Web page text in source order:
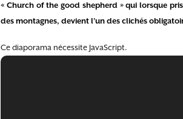
« Church of the good shepherd » qui lorsque
des montagnes, devient l’un des clichés
Ce diaporama nécessite JavaScript.